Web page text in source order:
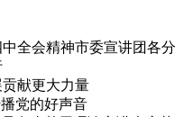
全会精神市委宣讲团各分
献更大力量
党的好声音